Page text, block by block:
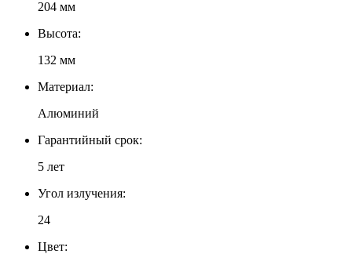
204 мм
Высота:
132 мм
Материал:
Алюминий
Гарантийный срок:
5 лет
Угол излучения:
24
Цвет: